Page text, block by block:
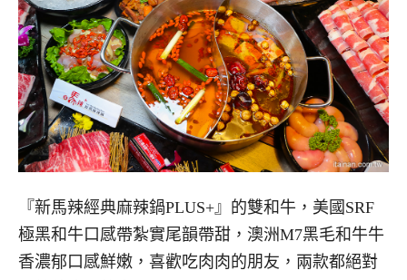
『新馬辣經典麻辣鍋PLUS+』的雙和牛，美國SRF
極黑和牛口感帶紮實尾韻帶甜，澳洲M7黑毛和牛牛
香濃郁口感鮮嫩，喜歡吃肉肉的朋友，兩款都絕對